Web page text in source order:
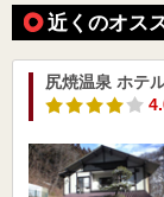
近くのオス
尻焼温泉 ホテ